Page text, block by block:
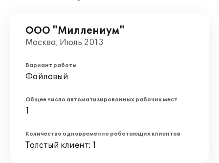
ООО "Миллениум"
Москва, Июль 2013
Вариант работы
Файловый
Общее число автоматизированных рабочих мест
1
Количество одновременно работающих клиентов
Толстый клиент: 1